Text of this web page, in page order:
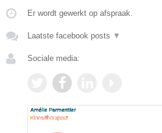
Er wordt gewerkt op afspraak.
Laatste facebook posts ▼
Sociale media: